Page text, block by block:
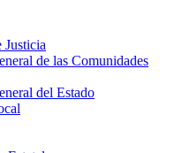
Justicia
de las Comunidades
del Estado